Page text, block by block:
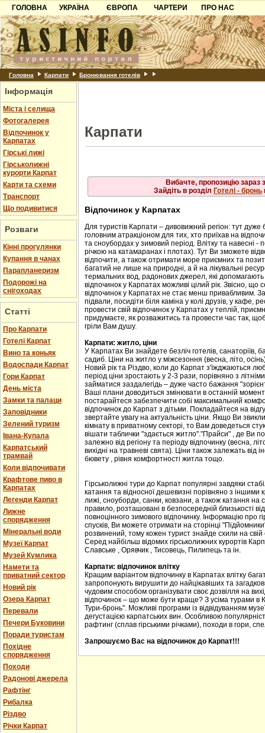
ГОЛОВНА
УКРАЇНА
Карпати
Азов
Причорноморря
Шацьк
ЄВРОПА
Чорногорія
Хорватія
Болгарія
Албанія
ЧАРТЕРИ
ПРО НАС
Контакти
Партнерам
Додати готель
Головна Карпати Бронювання готелів
Інформація
Міста і селища
Фотогалерея
Відпочинок у
Карпатах
Гірські лижі
Гірськолижні
курорти Карпат
Карти та схеми
Транспорт
Що подивитися
Розваги
Кінні прогулянки
Купання в чанах
Парапланеризм
Подорожі на
снігоходах
Статті
Про Карпати
Готелі Карпат
Вино та коньяк
Водоспади Карпат
Гори Карпат
День міста
Замки та палаци
Заповідники
Зелений туризм
Івана-Купала
Карпатський
трамвай
Коли відпочивати
Крафтове пиво в
Карпатах
Легенди Карпат
Лижне
спорядження
Мінеральні води
Музеї Карпат
Музей Кумлика
Намети та
приватний сектор
Новий рік
Озера Карпат
Перевали
Печери Буковини
Поради туристам
Похідне
спорядження
Походи
Радонові джерела
Рафтінг
Рибалка
Різдво
Річки Карпат
Карпати
Вибачте, пропозицію зараз
Зайдіть в розділ Готелі - бронь
Відпочинок у Карпатах
Для туристів Карпати – дивовижний регіон: тут дуже
головним атракціоном для тих, хто приїхав на
та сноубордах у зимовий період. Влітку та навесні
річкою на катамаранах і плотах). Тут Ви зможете
відпочити, а також отримати море приємних та
багатий не лише на природні, а й на лікувальні
термальних вод, радонових джерел, які допомагають
відпочинок у Карпатах можливі цілий рік. Звісно, що
відпочинок у Карпатах не стає менш привабливим.
підвали, посидіти біля каміна у колі друзів, у кафе,
провести свій відпочинок у Карпатах у теплій,
придумаєте, як розважитись та провести час так,
гріли Вам душу.
Карпати: житло, ціни
У Карпатах Ви знайдете безліч готелів, санаторіїв,
садиб. Ціни на житло у міжсезоння (весна, літо,
Новий рік та Різдво, коли до Карпат з'їжджаються
період ціни зростають у 2-3 рази, порівняно з
займатися заздалегідь – дуже часто бажання
Ваші плани доводиться змінювати в останній
постарайтеся забезпечити собі максимальний
відпочинок до Карпат з дітьми. Покладайтеся на
звертайте увагу на актуальність ціни. Якщо Ви
кімнату в приватному секторі, то Вам доведеться
вішати таблички "здається житло"."Прайси" , де Ви
залежно від регіону та періоду відпочинку (весна,
вихідні на травневі свята). Ціни також залежать від
бювету , рівня комфортності житла тощо.
Гірськолижні тури до Карпат популярні завдяки
катання та відносної дешевизні порівняно з
лижі, сноуборди, санки, ковзани, а також катання на
правило, розташовані в безпосередній близькості
повноцінного зимового відпочинку. Інформацію про
спусків, Ви можете отримати на сторінці
розвинений, тому кожен турист знайде схили на свій
Серед найбільш відомих гірськолижних курортів
Славське , Орявчик , Тисовець, Пилипець та ін.
Карпати: відпочинок влітку
Кращим варіантом відпочинку в Карпатах влітку
запропонують вирушити до найцікавіших та
чудовим способом організувати своє дозвілля на
відпочинок – що може бути краще? З усіма турами в
Тури-бронь". Можливі програми із відвідуванням
дегустацією карпатських вин. Особливою
рафтинг (сплав гірськими річками), походи в гори,
Запрошуємо Вас на відпочинок до Карпат!!!
Рахів
Свалява
Ужгород
Чинадійово
Шаян
Ясіня
Львів